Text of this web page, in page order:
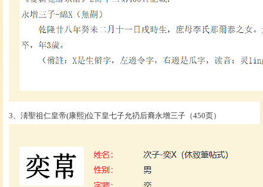
3、淸聖祖仁皇帝(康熙)位下皇七子允礽后裔永增三子（450页）